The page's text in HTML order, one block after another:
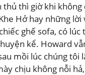
thủ thì giờ khi không
Hở hay những
ghế sofa, có
kể. Howard
mồi lúc chúng tôi
chịu không nỗi